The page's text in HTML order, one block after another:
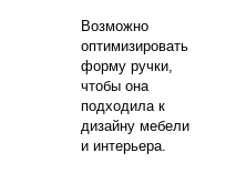
Возможно
оптимизировать
форму ручки,
чтобы она
подходила к
дизайну мебели
и интерьера.